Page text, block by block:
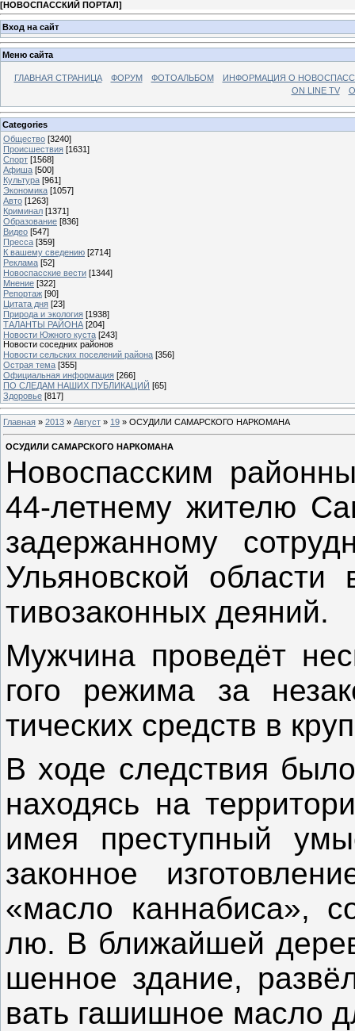
[НОВОСПАССКИЙ ПОРТАЛ]
Вход на сайт
Меню сайта
ГЛАВНАЯ СТРАНИЦА ФОРУМ ФОТОАЛЬБОМ
ИНФОРМАЦИЯ О
ON LINE TV
Categories
Общество [3240]
Происшествия [1631]
Спорт [1568]
Афиша [500]
Культура [961]
Экономика [1057]
Авто [1263]
Криминал [1371]
Образование [836]
Видео [547]
Пресса [359]
К вашему сведению [2714]
Реклама [52]
Новоспасские вести [1344]
Мнение [322]
Репортаж [90]
Цитата дня [23]
Природа и экология [1938]
ТАЛАНТЫ РАЙОНА [204]
Новости Южного куста [243]
Новости соседних районов
Новости сельских поселений района [356]
Острая тема [355]
Официальная информация [266]
ПО СЛЕДАМ НАШИХ ПУБЛИКАЦИЙ [65]
Здоровье [817]
Главная » 2013 » Август » 19 » ОСУДИЛИ САМАРСКОГО НАРКОМАНА
ОСУДИЛИ САМАРСКОГО НАРКОМАНА
Но­вос­пасс­ким
44-лет­не­му жи­телю
за­дер­жанно­му
Ульяновс­кой об­ласти
тиво­закон­ных де­яний.
Муж­чи­на про­ведёт
гого ре­жима за
тичес­ких средств в
В хо­де следс­твия
на­ходясь на
имея прес­тупный
закон­ное
«мас­ло кан­на­биса»,
лю. В бли­жай­шей
шен­ное зда­ние,
вать га­шиш­ное мас­ло